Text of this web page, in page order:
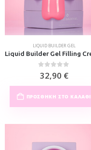
LIQUID BUILDER GEL
0out of 5
32,90 €
ΠΡΟΣΘΉΚΗ ΣΤΟ ΚΑΛΆΘΙ